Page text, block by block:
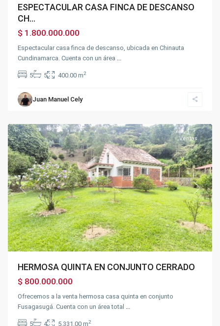
ESPECTACULAR CASA FINCA DE DESCANSO
CH...
$ 1.800.000.000
Espectacular casa finca de descanso, ubicada en Chinauta
Cundinamarca. Cuenta con un área
5 5 400.00 m2
Juan Manuel Cely
Previous Next
Ventas
HERMOSA QUINTA EN CONJUNTO CERRADO
$ 800.000.000
Ofrecemos a la venta hermosa casa quinta en conjunto
Fusagasugá. Cuenta con un área total
5 4 5.331.00 m2